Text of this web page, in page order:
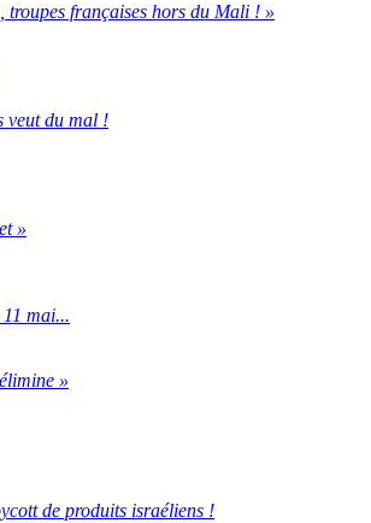
troupes françaises hors du Mali ! »
veut du mal !
»
mai...
»
de produits israéliens !